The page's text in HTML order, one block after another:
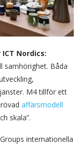
Nordics:
samhörighet. Båda
M4 tillför ett
affärsmodell
skala”.
internationella